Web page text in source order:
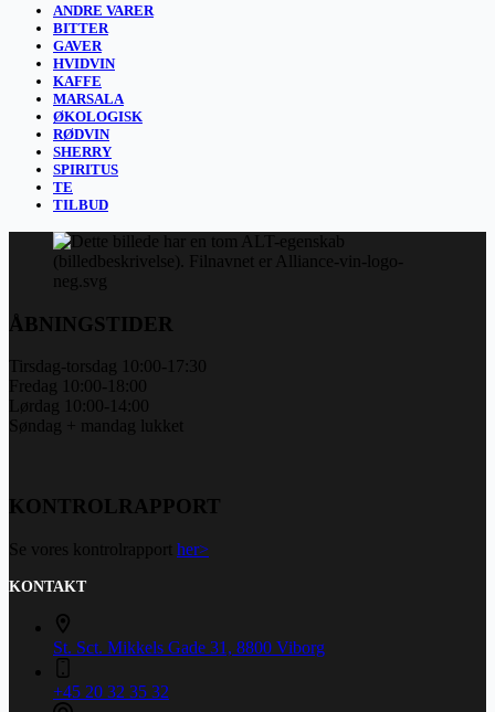
ANDRE VARER
BITTER
GAVER
HVIDVIN
KAFFE
MARSALA
ØKOLOGISK
RØDVIN
SHERRY
SPIRITUS
TE
TILBUD
ÅBNINGSTIDER
Tirsdag-torsdag 10:00-17:30
Fredag 10:00-18:00
Lørdag 10:00-14:00
Søndag + mandag lukket
KONTROLRAPPORT
Se vores kontrolrapport her>
KONTAKT
St. Sct. Mikkels Gade 31, 8800 Viborg
+45 20 32 35 32